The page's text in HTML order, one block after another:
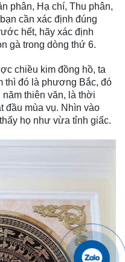
phân, Hạ chí, Thu phân,
cần xác định đúng
hết, hãy xác định
gà trong dòng thứ 6.
chiều kim đồng hồ, ta
thì đó là phương Bắc, đó
thiên văn, là thời
đầu mùa vụ. Nhìn vào
họ như vừa tỉnh giấc.